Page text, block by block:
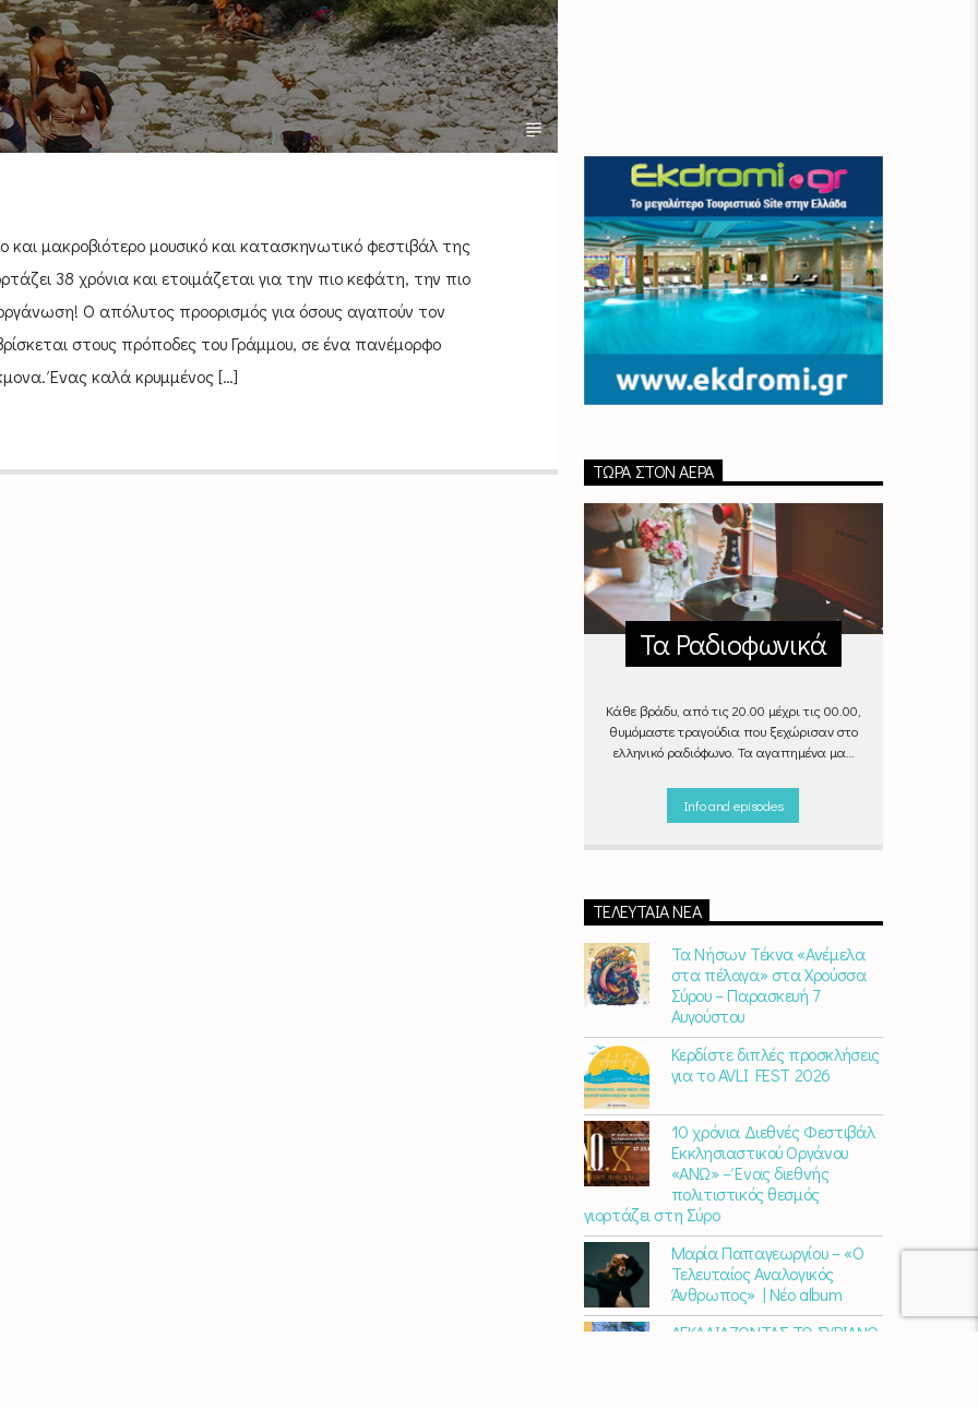
και μακροβιότερο μουσικό και κατασκηνωτικό φεστιβάλ της
38 χρόνια και ετοιμάζεται για την πιο κεφάτη, την πιο
O απόλυτος προορισμός για όσους αγαπούν τον
στους πρόποδες του Γράμμου, σε ένα πανέμορφο
Ένας καλά κρυμμένος […]
ΤΏΡΑ ΣΤΟΝ ΑΈΡΑ
Τα Ραδιοφωνικά
Κάθε βράδυ, από τις 20.00 μέχρι τις 00.00,
θυμόμαστε τραγούδια που ξεχώρισαν στο
ελληνικό ραδιόφωνο. Τα αγαπημένα μας
Που ξέρεις, μπορεί και το δικό σου
αγαπημένο τραγούδι να βρίσκεται μέσα σ’
00:00στονEmpneusi 107 FM.
Info and episodes
ΤΕΛΕΥΤΑΊΑ ΝΈΑ
Τα Νήσων Τέκνα «Ανέμελα
στα πέλαγα» στα Χρούσσα
Σύρου – Παρασκευή 7
Αυγούστου
Κερδίστε διπλές προσκλήσεις
για το AVLI FEST 2026
10 χρόνια Διεθνές Φεστιβάλ
Εκκλησιαστικού Οργάνου
«ΑΝΩ» – Ένας διεθνής
πολιτιστικός θεσμός
γιορτάζει στη Σύρο​
Μαρία Παπαγεωργίου – «Ο
Τελευταίος Αναλογικός
Άνθρωπος» | Νέο album
ΑΓΚΑΛΙΑΖΟΝΤΑΣ ΤΟ ΣΥΡΙΑΝΟ